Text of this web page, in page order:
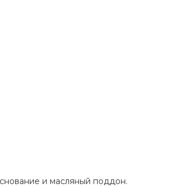
и масляный поддон.